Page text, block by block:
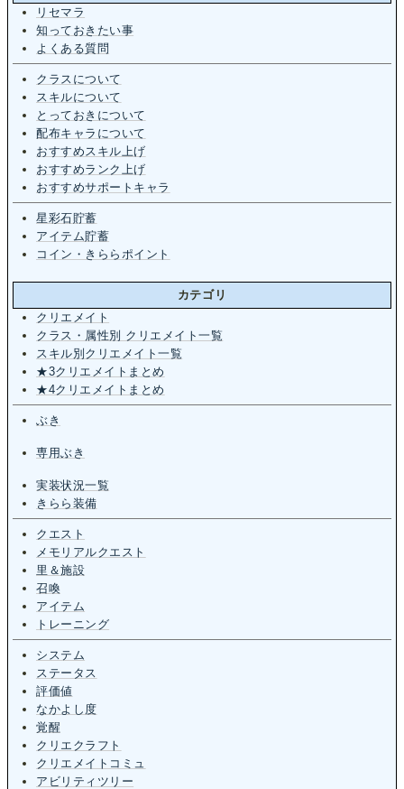
リセマラ
知っておきたい事
よくある質問
クラスについて
スキルについて
とっておきについて
配布キャラについて
おすすめスキル上げ
おすすめランク上げ
おすすめサポートキャラ
星彩石貯蓄
アイテム貯蓄
コイン・きららポイント
カテゴリ
クリエメイト
クラス・属性別 クリエメイト一覧
スキル別クリエメイト一覧
★3クリエメイトまとめ
★4クリエメイトまとめ
ぶき
専用ぶき
実装状況一覧
きらら装備
クエスト
メモリアルクエスト
里＆施設
召喚
アイテム
トレーニング
システム
ステータス
評価値
なかよし度
覚醒
クリエクラフト
クリエメイトコミュ
アビリティツリー